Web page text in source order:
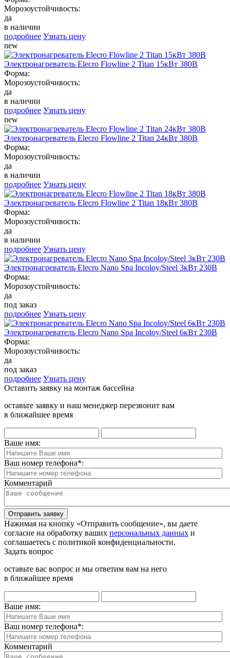
Морозоустойчивость:
да
в наличии
подробнее Узнать цену
new
Электронагреватель Elecro Flowline 2 Titan 15кВт 380В
Форма:
Морозоустойчивость:
да
в наличии
подробнее Узнать цену
new
Электронагреватель Elecro Flowline 2 Titan 24кВт 380В
Форма:
Морозоустойчивость:
да
в наличии
подробнее Узнать цену
Электронагреватель Elecro Flowline 2 Titan 18кВт 380В
Форма:
Морозоустойчивость:
да
в наличии
подробнее Узнать цену
Электронагреватель Elecro Nano Spa Incoloy/Steel 3кВт 230В
Форма:
Морозоустойчивость:
да
под заказ
подробнее Узнать цену
Электронагреватель Elecro Nano Spa Incoloy/Steel 6кВт 230В
Форма:
Морозоустойчивость:
да
под заказ
подробнее Узнать цену
Оставить заявку на монтаж бассейна
оставьте заявку и наш менеджер перезвонит вам
в ближайшее время
Ваше имя:
Ваш номер телефона*:
Комментарий
Отправить заявку
Нажимая на кнопку «Отправить сообщение», вы даете
согласие на обработку ваших персональных данных и
соглашаетесь с политикой конфиденциальности.
Задать вопрос
оставьте вас вопрос и мы ответим вам на него
в ближайшее время
Ваше имя:
Ваш номер телефона*:
Комментарий